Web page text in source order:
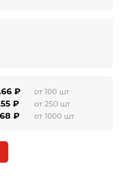
₽ от 100 шт
₽ от 250 шт
₽ от 1000 шт